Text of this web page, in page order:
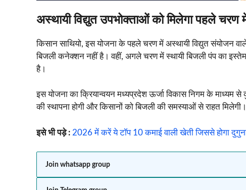
अस्थायी विद्युत उपभोक्ताओं को मिलेगा पहले चरण
किसान साथियो, इस योजना के पहले चरण में अस्थायी विद्युत संयोजन
बिजली कनेक्शन नहीं है। वहीं, अगले चरण में स्थायी बिजली पंप का
है।
इस योजना का क्रियान्वयन मध्यप्रदेश ऊर्जा विकास निगम के
की स्थापना होगी और किसानों को बिजली की समस्याओं से राहत मिलेगी।
इसे भी पड़े : 2026 में करें ये टॉप 10 कमाई वाली खेती जिससे होगा
Join whatsapp group